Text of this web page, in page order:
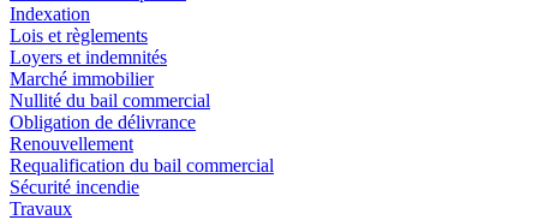
Indexation
Lois et règlements
Loyers et indemnités
Marché immobilier
Nullité du bail commercial
Obligation de délivrance
Renouvellement
Requalification du bail commercial
Sécurité incendie
Travaux